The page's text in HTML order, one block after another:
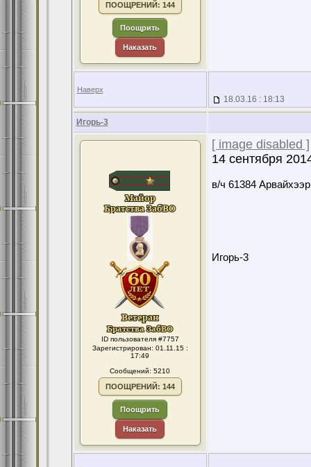
ПООЩРЕНИЙ: 144
Поощрить
Наказать
Наверх
18.03.16 : 18:13
Игорь-3
ID пользователя #7757
Зарегистрирован: 01.11.15 :
17:49
Сообщений: 5210
ПООЩРЕНИЙ: 144
Поощрить
Наказать
[ image disabled ]
14 сентября
в/ч 61384
Игорь-3